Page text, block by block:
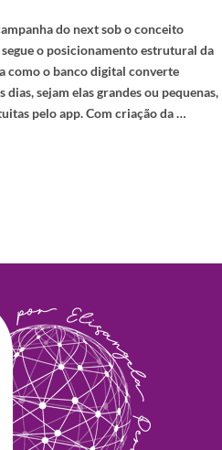
do next sob o conceito
o posicionamento estrutural da
como o banco digital converte
sejam elas grandes ou pequenas,
pelo app. Com criação da …